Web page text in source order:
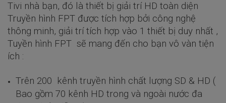
Tivi nhà bạn, đó là thiết bị giải trí HD toàn diện
Truyền hình FPT được tích hợp bởi công nghệ
thông minh, giải trí tích hợp vào 1 thiết bị duy nhất ,
Tuyền hình FPT sẽ mang đến cho bạn vô vàn tiện
ích :
Trên 200 kênh truyền hình chất lượng SD & HD (
Bao gồm 70 kênh HD trong và ngoài nước đa